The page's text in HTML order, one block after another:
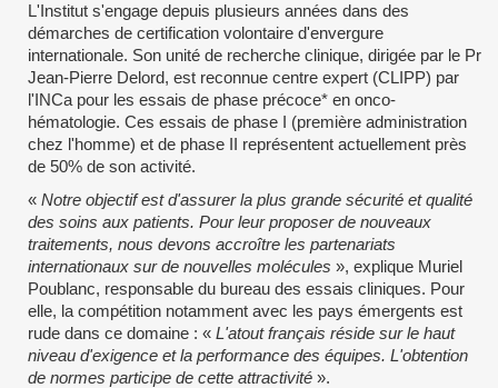
L'Institut s'engage depuis plusieurs années dans des
démarches de certification volontaire d'envergure
internationale. Son unité de recherche clinique, dirigée par le Pr
Jean-Pierre Delord, est reconnue centre expert (CLIPP) par
l'INCa pour les essais de phase précoce* en onco-
hématologie. Ces essais de phase I (première administration
chez l'homme) et de phase II représentent actuellement près
de 50% de son activité.
« Notre objectif est d'assurer la plus grande sécurité et qualité
des soins aux patients. Pour leur proposer de nouveaux
traitements, nous devons accroître les partenariats
internationaux sur de nouvelles molécules », explique Muriel
Poublanc, responsable du bureau des essais cliniques. Pour
elle, la compétition notamment avec les pays émergents est
rude dans ce domaine : « L'atout français réside sur le haut
niveau d'exigence et la performance des équipes. L'obtention
de normes participe de cette attractivité ».